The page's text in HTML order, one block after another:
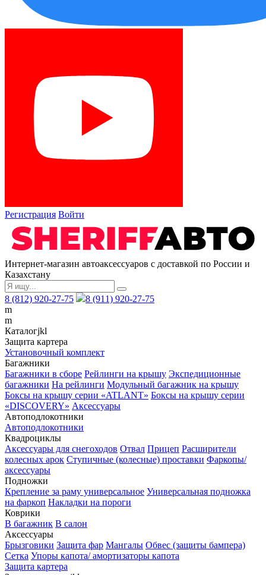
Регистрация Войти
Интернет-магазин автоаксессуаров с доставкой по России и
Казахстану
8 (812) 920-27-75
8 (911) 920-27-75
m
m
Каталогjkl
Защита картера
Установочный комплект
Багажники
Багажники в сборе Рейлинги на крышу Экспедиционные
багажники На рейлинги Модульный багажник на крышу
Боксы на крышу серии «ATLANT» Боксы на крышу серии
«DISCOVERY» Аксессуары
Автоподлокотники
Автоподлокотники
Квадроциклы
Аксессуары для снегоходов Отвал Прицеп Расширители
колесных арок Ступичные (колесные) проставки Фаркопы/
аксессуары
Подножки
Крепление за раму универсальное Универсальная подножка
на фаркоп Накладки на пороги
Коврики
В багажник В салон
Аксессуары
Брызговики Защита фар Мангалы Обвес (защиты бампера)
Сетка Упоры капота/ амортизаторы капота
Защита картера